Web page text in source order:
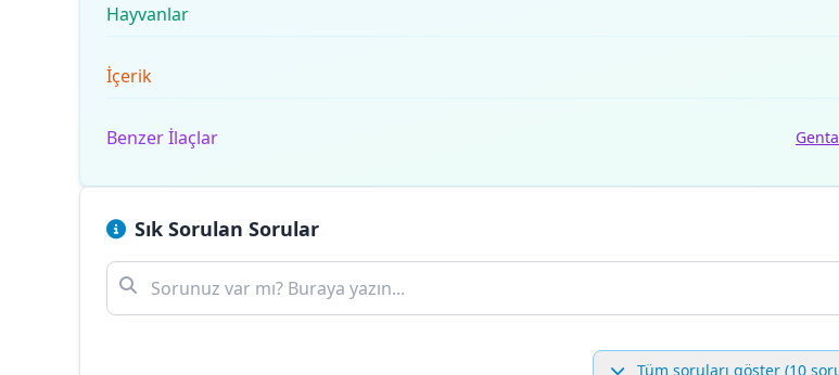
Hayvanlar
İçerik
Benzer İlaçlar
Sık Sorulan Sorular
Tüm soruları göster (10